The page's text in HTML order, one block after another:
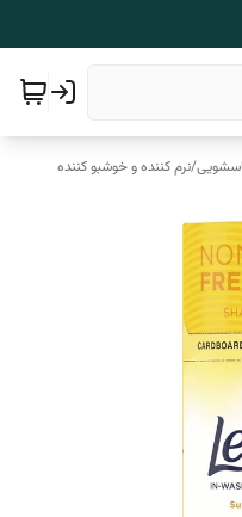
/نرم کننده و خوشبو کننده